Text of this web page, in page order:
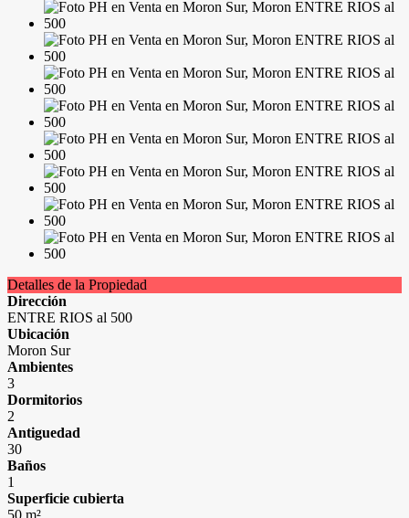
Detalles de la Propiedad
Dirección
ENTRE RIOS al 500
Ubicación
Moron Sur
Ambientes
3
Dormitorios
2
Antiguedad
30
Baños
1
Superficie cubierta
50 m²